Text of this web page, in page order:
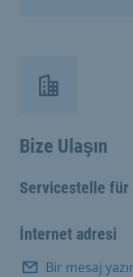
Bize Ulaşın
Servicestelle für
İnternet adresi
Bir mesaj